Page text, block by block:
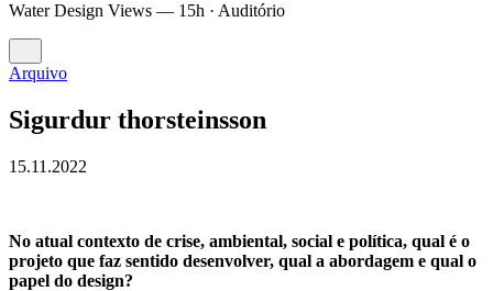
Water Design Views — 15h · Auditório
Arquivo
Sigurdur thorsteinsson
15.11.2022
No atual contexto de crise, ambiental, social e política, qual é o
projeto que faz sentido desenvolver, qual a abordagem e qual o
papel do design?